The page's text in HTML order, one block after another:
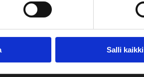
Salli kaikki